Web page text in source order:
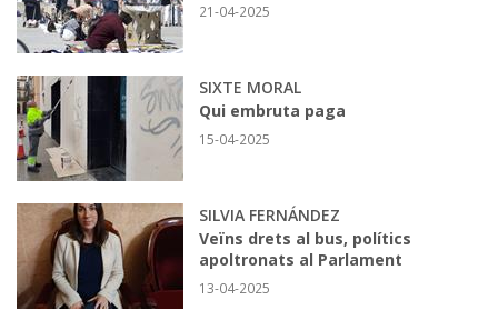
21-04-2025
SIXTE MORAL
Qui embruta paga
15-04-2025
SILVIA FERNÁNDEZ
Veïns drets al bus, polítics
apoltronats al Parlament
13-04-2025